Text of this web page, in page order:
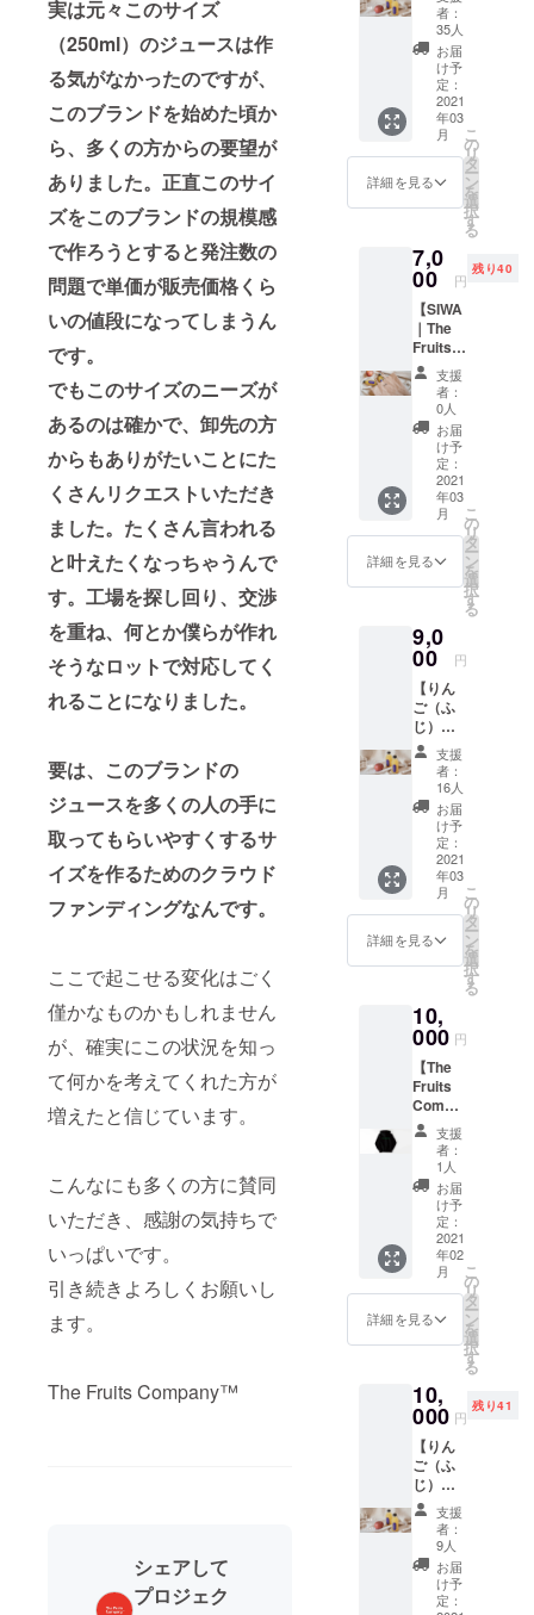
実は元々このサイズ
（250ml）のジュースは作
る気がなかったのですが、
このブランドを始めた頃か
ら、多くの方からの要望が
ありました。正直このサイ
ズをこのブランドの規模感
で作ろうとすると発注数の
問題で単価が販売価格くら
いの値段になってしまうん
です。
でもこのサイズのニーズが
あるのは確かで、卸先の方
からもありがたいことにた
くさんリクエストいただき
ました。たくさん言われる
と叶えたくなっちゃうんで
す。工場を探し回り、交渉
を重ね、何とか僕らが作れ
そうなロットで対応してく
れることになりました。
要は、このブランドの
ジュースを多くの人の手に
取ってもらいやすくするサ
イズを作るためのクラウド
ファンディングなんです。
ここで起こせる変化はごく
僅かなものかもしれません
が、確実にこの状況を知っ
て何かを考えてくれた方が
増えたと信じています。
こんなにも多くの方に賛同
いただき、感謝の気持ちで
いっぱいです。
引き続きよろしくお願いし
ます。
The Fruits Company™
シェアして
プロジェク
ジュー
ス
（250m
l）6本
セッ
ト】 ※
長野県
産りん
ご（ふ
じ）果
汁100%
（スト
レー
ト） ※
デザイ
ン・仕
様は一
部変更
になる
可能性
がござ
いま
す。 ※
送料込
み（100
サイ
ズ）の
価格で
合等に
より出
荷時期
が遅れ
る場合
がござ
いま
す。 ※
賞味期
限：
ジュー
ス製造
から2年
者：
35人
お届
け予
定：
2021
年03
月
詳細を見る
こ
の
リ
タ
ー
ン
を
選
択
す
る
7,0
00 円
残り40
【SIWA
｜The
Fruits
Compa
ny™ ス
クエア
バッ
グ】 ・
SIWA｜
The
Fruits
Compa
ny™ ス
クエア
バッグ
1個 -
ズ：
H340 ×
W320 ×
D115
mm -
重さ：
110g ※
デザイ
ン・仕
様は一
部変更
になる
可能性
がござ
いま
す。 ※
送料込
製造工
程の都
合等に
より出
荷時期
が遅れ
る場合
がござ
いま
す。
支援
者：
0人
お届
け予
定：
2021
年03
月
詳細を見る
こ
の
リ
タ
ー
ン
を
選
択
す
る
9,0
00 円
【りん
ご（ふ
じ）ス
トレー
ト
ジュー
ス
（250m
l）12本
セッ
ト】 ※
長野県
産りん
ご（ふ
じ）果
汁100%
（スト
レー
ト） ※
デザイ
ン・仕
様は一
部変更
になる
可能性
がござ
いま
す。 ※
送料込
み（100
サイ
ズ）の
価格で
合等に
より出
荷時期
が遅れ
る場合
がござ
いま
す。 ※
賞味期
限：
ジュー
ス製造
支援
者：
16人
お届
け予
定：
2021
年03
月
詳細を見る
こ
の
リ
タ
ー
ン
を
選
択
す
る
10,
000 円
【The
Fruits
Compa
ny™
Unifor
Hoodie
】 ・
The
Fruits
Compa
ny™
Unifor
m
Hoodie
1枚 -
ラー：
ブラッ
ク（ボ
ディ） /
ライト
グリー
ン（ロ
ゴ） -
9.0oz /
コット
60%、
支援
者：
1人
お届
け予
定：
2021
年02
月
詳細を見る
こ
の
リ
タ
ー
ン
を
選
択
す
る
10,
000 円
残り41
【りん
ご（ふ
じ）ス
トレー
ト
ジュー
ス
（250m
l）6本
支援
者：
9人
お届
け予
定：